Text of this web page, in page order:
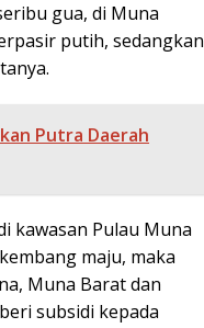
gua, di Muna
putih, sedangkan
Putra Daerah
kawasan Pulau Muna
maju, maka
Muna Barat dan
subsidi kepada